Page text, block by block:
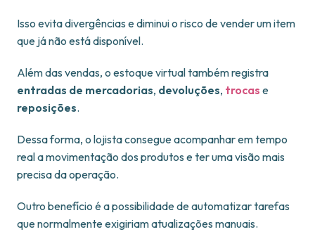
Isso evita divergências e diminui o risco de vender um item
que já não está disponível.
Além das vendas, o estoque virtual também registra
entradas de mercadorias, devoluções, trocas e
reposições.
Dessa forma, o lojista consegue acompanhar em tempo
real a movimentação dos produtos e ter uma visão mais
precisa da operação.
Outro benefício é a possibilidade de automatizar tarefas
que normalmente exigiriam atualizações manuais.